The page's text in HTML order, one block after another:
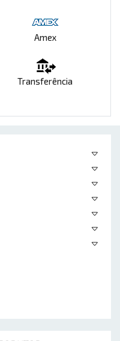
Amex
Transferência